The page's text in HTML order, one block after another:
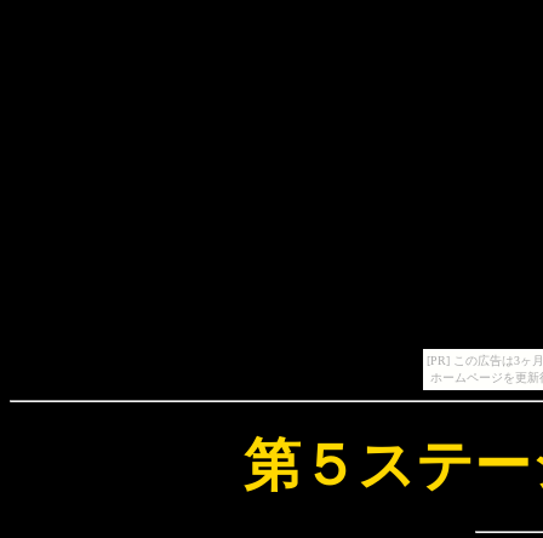
[PR] この広告は3ヶ
ホームページを更
第５ステ